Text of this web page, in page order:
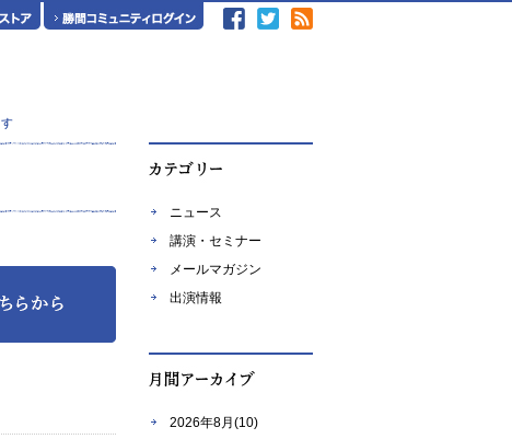
ニュース
講演・セミナー
メールマガジン
出演情報
2026年8月(10)